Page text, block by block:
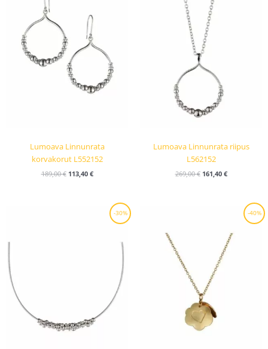
Lumoava Linnunrata
korvakorut L552152
189,00€ 113,40 €
Lumoava Linnunrata riipus
L562152
269,00€ 161,40 €
-30%
Alkuperäinen
Nykyinen
hinta
-40%
Alkuperäinen
Nykyinen
41,40 €.